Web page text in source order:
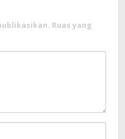
Ruas yang